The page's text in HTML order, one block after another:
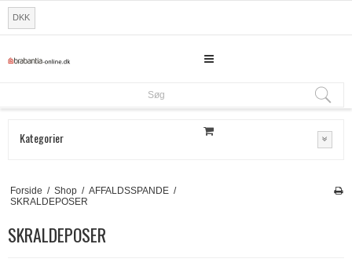
DKK
Søg
Kategorier
Forside / Shop / AFFALDSSPANDE /
SKRALDEPOSER
SKRALDEPOSER